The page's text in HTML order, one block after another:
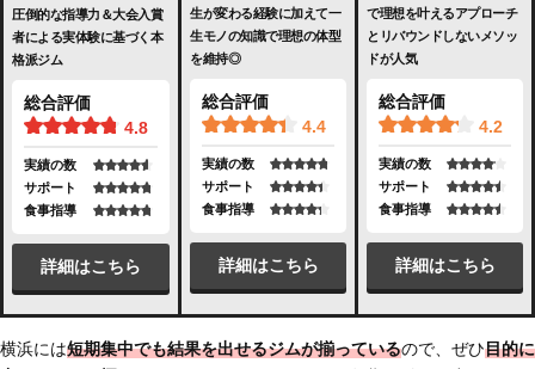
圧倒的な指導力＆大会入賞
者による実体験に基づく本
格派ジム
総合評価
4.8
実績の数
サポート
食事指導
詳細はこちら
生が変わる経験に加えて一
生モノの知識で理想の体型
を維持◎
総合評価
4.4
実績の数
サポート
食事指導
詳細はこちら
で理想を叶えるアプローチ
とリバウンドしないメソッ
ドが人気
総合評価
4.2
実績の数
サポート
食事指導
詳細はこちら
横浜には短期集中でも結果を出せるジムが揃っているので、ぜひ目的に